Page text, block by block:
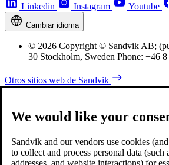
Linkedin
Instagram Youtube
Cambiar idioma
© 2026 Copyright © Sandvik AB;
30 Stockholm, Sweden Phone: +46
Otros sitios web de Sandvik
We would like your
Sandvik and our vendors use cookies
to collect and process personal data (such
addresses, and website interactions) for